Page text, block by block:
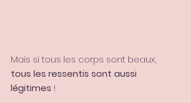
Mais si tous les corps sont beaux,
tous les ressentis sont aussi
légitimes !